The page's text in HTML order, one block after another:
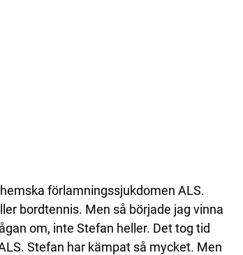
förlamningssjukdomen ALS.
bordtennis. Men så började jag vinna
om, inte Stefan heller. Det tog tid
Stefan har kämpat så mycket. Men